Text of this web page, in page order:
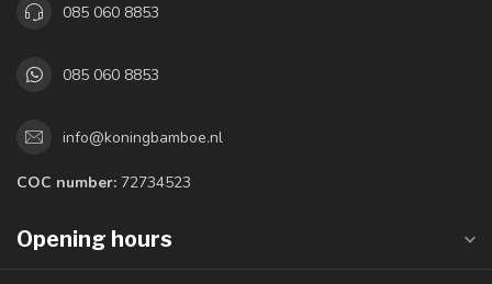
085 060 8853
085 060 8853
info@koningbamboe.nl
COC number: 72734523
Opening hours